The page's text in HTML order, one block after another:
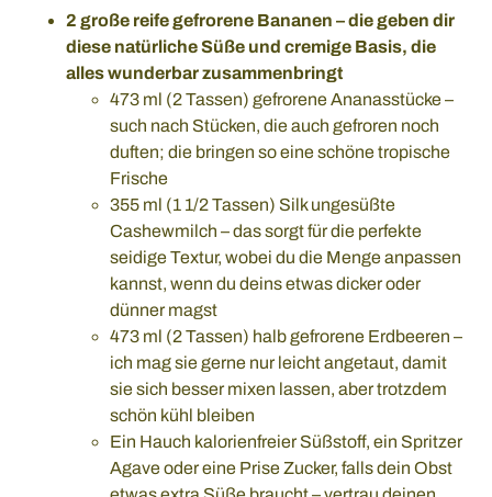
2 große reife gefrorene Bananen – die geben dir
diese natürliche Süße und cremige Basis, die
alles wunderbar zusammenbringt
473 ml (2 Tassen) gefrorene Ananasstücke –
such nach Stücken, die auch gefroren noch
duften; die bringen so eine schöne tropische
Frische
355 ml (1 1/2 Tassen) Silk ungesüßte
Cashewmilch – das sorgt für die perfekte
seidige Textur, wobei du die Menge anpassen
kannst, wenn du deins etwas dicker oder
dünner magst
473 ml (2 Tassen) halb gefrorene Erdbeeren –
ich mag sie gerne nur leicht angetaut, damit
sie sich besser mixen lassen, aber trotzdem
schön kühl bleiben
Ein Hauch kalorienfreier Süßstoff, ein Spritzer
Agave oder eine Prise Zucker, falls dein Obst